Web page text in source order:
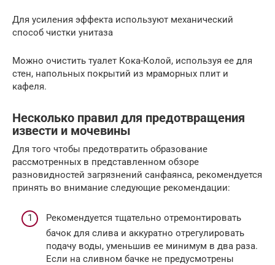
Для усиления эффекта используют механический
способ чистки унитаза
Можно очистить туалет Кока-Колой, используя ее для
стен, напольных покрытий из мраморных плит и
кафеля.
Несколько правил для предотвращения
извести и мочевины
Для того чтобы предотвратить образование
рассмотренных в представленном обзоре
разновидностей загрязнений санфаянса, рекомендуется
принять во внимание следующие рекомендации:
Рекомендуется тщательно отремонтировать
бачок для слива и аккуратно отрегулировать
подачу воды, уменьшив ее минимум в два раза.
Если на сливном бачке не предусмотрены